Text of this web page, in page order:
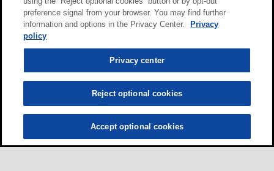
preference signal from your browser. You may find further
information and options in the Privacy Center.
Privacy
policy
Privacy center
Reject optional cookies
Accept optional cookies